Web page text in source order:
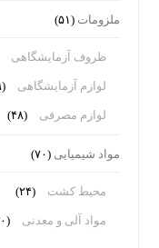
ملزومات (۵۱)
ظروف آزمایشگاهی
لوازم آزمایشگاهی (۴۹)
لوازم مصرفی (۴۸)
مواد شیمیایی (۷۰)
محیط کشت (۲۴)
مواد آلی و معدنی (۲۳۰)